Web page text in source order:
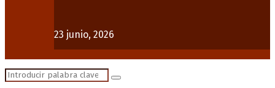
23 junio, 2026
Search
Search